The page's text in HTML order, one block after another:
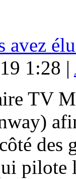
avez
1:28 |
TV
des